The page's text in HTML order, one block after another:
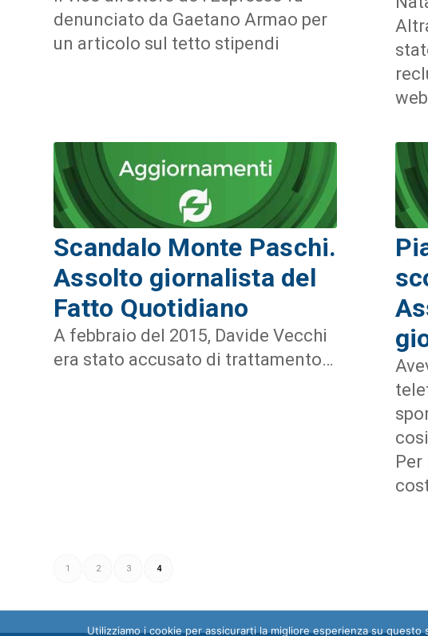
denunciato da Gaetano Armao per
un articolo sul tetto stipendi
Scandalo Monte Paschi.
Assolto giornalista del
Fatto Quotidiano
A febbraio del 2015, Davide Vecchi
era stato accusato di trattamento…
1 2 3 4
Utilizziamo i cookie per assicurarti la migliore esperienza su